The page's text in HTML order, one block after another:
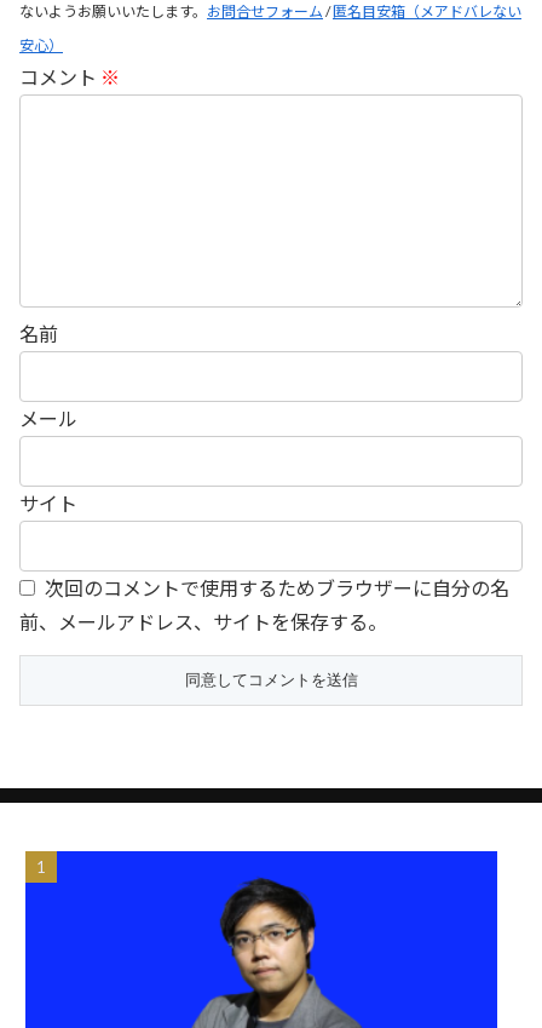
ないようお願いいたします。 お問合せフォーム /匿名目安箱（メアドバレない
安心）
コメント ※
名前
メール
サイト
次回のコメントで使用するためブラウザーに自分の名
前、メールアドレス、サイトを保存する。